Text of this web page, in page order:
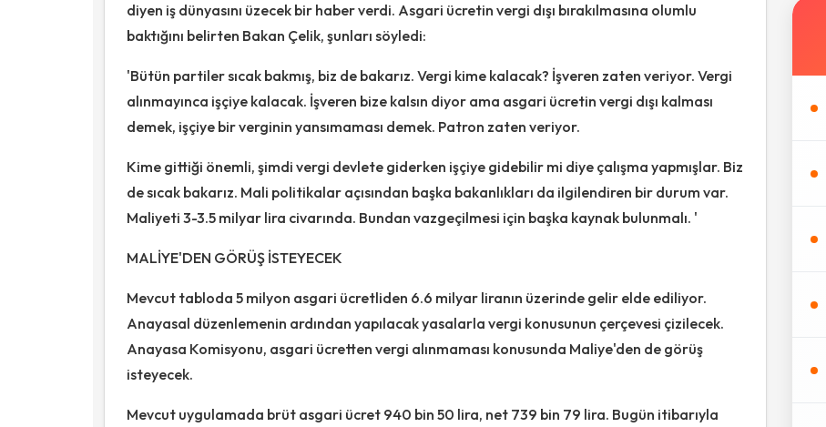
diyen iş dünyasını üzecek bir haber verdi. Asgari ücretin vergi dışı bırakılmasına olumlu
baktığını belirten Bakan Çelik, şunları söyledi:
'Bütün partiler sıcak bakmış, biz de bakarız. Vergi kime kalacak? İşveren zaten veriyor. Vergi
alınmayınca işçiye kalacak. İşveren bize kalsın diyor ama asgari ücretin vergi dışı kalması
demek, işçiye bir verginin yansımaması demek. Patron zaten veriyor.
Kime gittiği önemli, şimdi vergi devlete giderken işçiye gidebilir mi diye çalışma yapmışlar. Biz
de sıcak bakarız. Mali politikalar açısından başka bakanlıkları da ilgilendiren bir durum var.
Maliyeti 3-3.5 milyar lira civarında. Bundan vazgeçilmesi için başka kaynak bulunmalı. '
MALİYE'DEN GÖRÜŞ İSTEYECEK
Mevcut tabloda 5 milyon asgari ücretliden 6.6 milyar liranın üzerinde gelir elde ediliyor.
Anayasal düzenlemenin ardından yapılacak yasalarla vergi konusunun çerçevesi çizilecek.
Anayasa Komisyonu, asgari ücretten vergi alınmaması konusunda Maliye'den de görüş
isteyecek.
Mevcut uygulamada brüt asgari ücret 940 bin 50 lira, net 739 bin 79 lira. Bugün itibarıyla